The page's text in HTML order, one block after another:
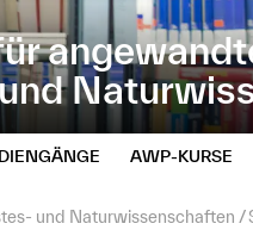
AWP‑KURSE
und Naturwissenschaften